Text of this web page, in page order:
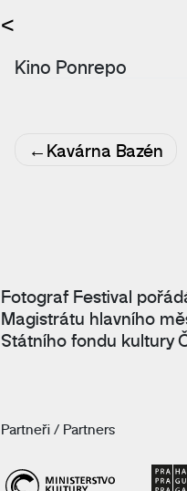
<
Kino Ponrepo
Navigace
pro
Kavárna Bazén
Fotograf Festival
Magistrátu hlavního
Státního fondu kultury
Partneři / Partners